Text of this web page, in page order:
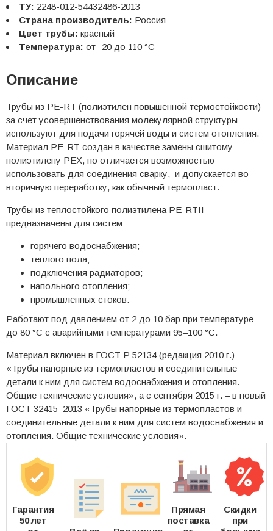
ТУ: 2248-012-54432486-2013
Страна производитель: Россия
Цвет трубы: красный
Температура: от -20 до 110 °С
Описание
Трубы из PE-RT (полиэтилен повышенной термостойкости)
за счет усовершенствования молекулярной структуры
используют для подачи горячей воды и систем отопления.
Материал PE-RT создан в качестве замены сшитому
полиэтилену PEX, но отличается возможностью
использовать для соединения сварку, и допускается во
вторичную переработку, как обычный термопласт.
Трубы из теплостойкого полиэтилена PE-RTII
предназначены для систем:
горячего водоснабжения;
теплого пола;
подключения радиаторов;
напольного отопления;
промышленных стоков.
Работают под давлением от 2 до 10 бар при температуре
до 80 °C с аварийными температурами 95–100 °C.
Материал включен в ГОСТ Р 52134 (редакция 2010 г.)
«Трубы напорные из термопластов и соединительные
детали к ним для систем водоснабжения и отопления.
Общие технические условия», а с сентября 2015 г. – в новый
ГОСТ 32415–2013 «Трубы напорные из термопластов и
соединительные детали к ним для систем водоснабжения и
отопления. Общие технические условия».
Гарантия
50 лет
Прямая
поставка
Скидки
при